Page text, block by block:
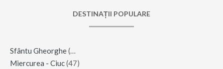
DESTINAȚII POPULARE
Sfântu Gheorghe(123)
Miercurea - Ciuc(47)